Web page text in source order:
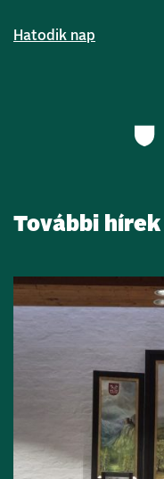
Hatodik nap
További hírek